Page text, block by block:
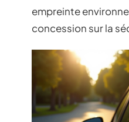
empreinte
concession sur la